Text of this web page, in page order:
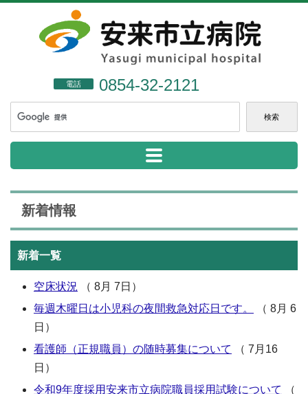
電話 0854-32-2121
新着情報
新着一覧
空床状況 （ 8月 7日）
毎週木曜日は小児科の夜間救急対応日です。
（ 8月 6
日）
看護師（正規職員）の随時募集について
（ 7月16
日）
令和9年度採用安来市立病院職員採用試験について
（